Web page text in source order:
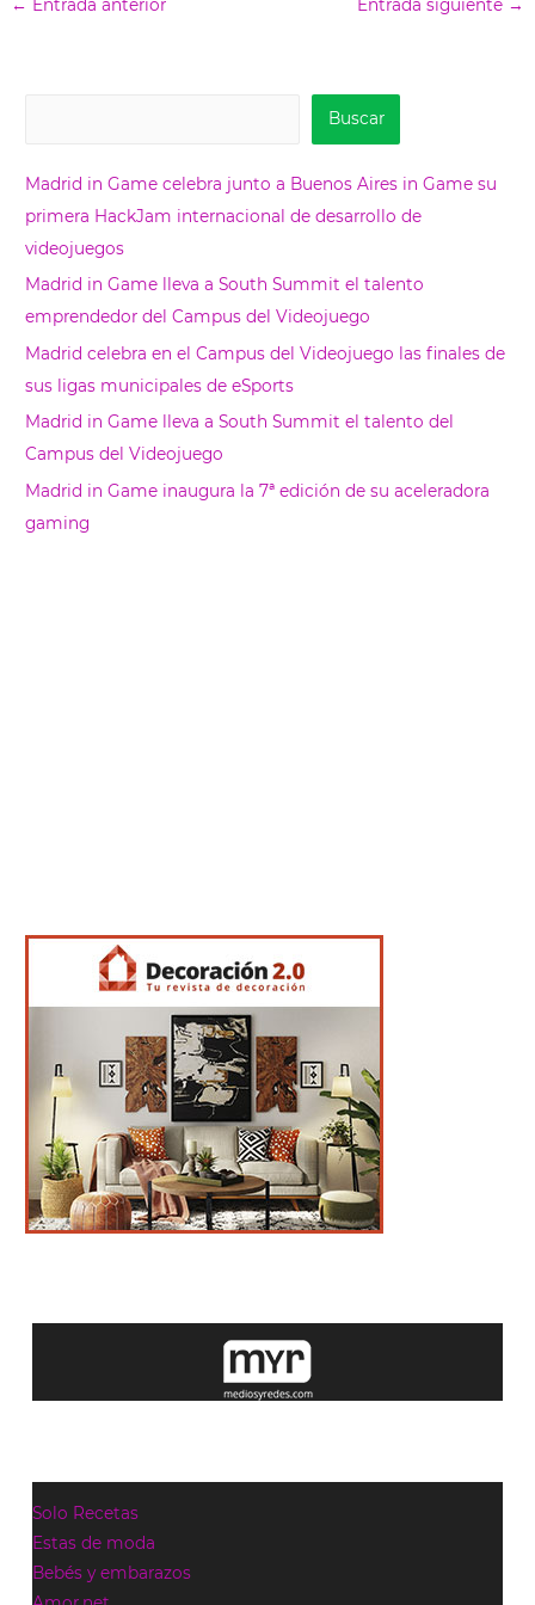
← Entrada anterior Entrada siguiente →
s
Buscar
Madrid in Game celebra junto a Buenos Aires in Game su
primera HackJam internacional de desarrollo de
videojuegos
Madrid in Game lleva a South Summit el talento
emprendedor del Campus del Videojuego
Madrid celebra en el Campus del Videojuego las finales de
sus ligas municipales de eSports
Madrid in Game lleva a South Summit el talento del
Campus del Videojuego
Madrid in Game inaugura la 7ª edición de su aceleradora
gaming
Solo Recetas
Estas de moda
Bebés y embarazos